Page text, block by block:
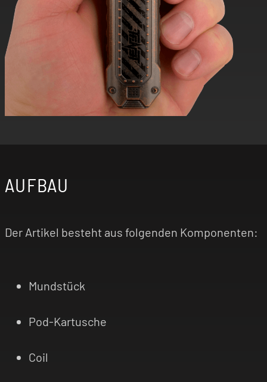
AUFBAU
Der Artikel besteht aus folgenden Komponenten:
Mundstück
Pod-Kartusche
Coil